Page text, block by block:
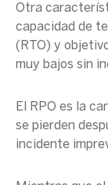
Otra
capacidad de
( RTO ) y
muy bajos sin
El RPO es la
se pierden
incidente